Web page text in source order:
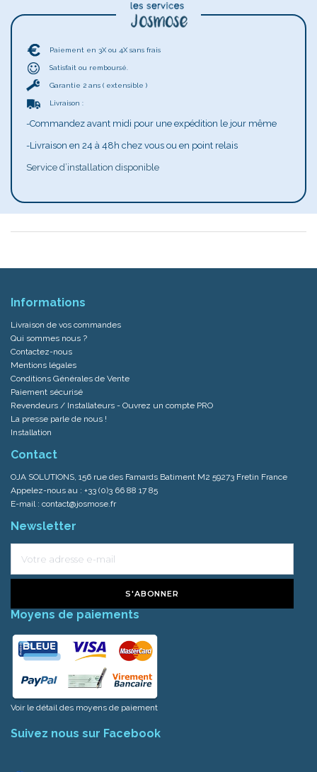
Paiement en 3X ou 4X sans frais
Satisfait ou remboursé.
Garantie 2 ans ( extensible )
Livraison :
-Commandez avant midi pour une expédition le jour même
-Livraison en 24 à 48h chez vous ou en point relais
Service d’installation disponible
Informations
Livraison de vos commandes
Qui sommes nous ?
Contactez-nous
Mentions légales
Conditions Générales de Vente
Paiement sécurisé
Revendeurs / Installateurs - Ouvrez un compte PRO
La presse parle de nous !
Installation
Contact
OJA SOLUTIONS, 156 rue des Famards Batiment M2 59273 Fretin France
Appelez-nous au : +33 (0)3 66 88 17 85
E-mail : contact@josmose.fr
Newsletter
S'ABONNER
Moyens de paiements
Voir le détail des moyens de paiement
Suivez nous sur Facebook